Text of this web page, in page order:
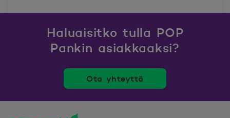
Haluaisitko tulla POP
Pankin asiakkaaksi?
Ota yhteyttä